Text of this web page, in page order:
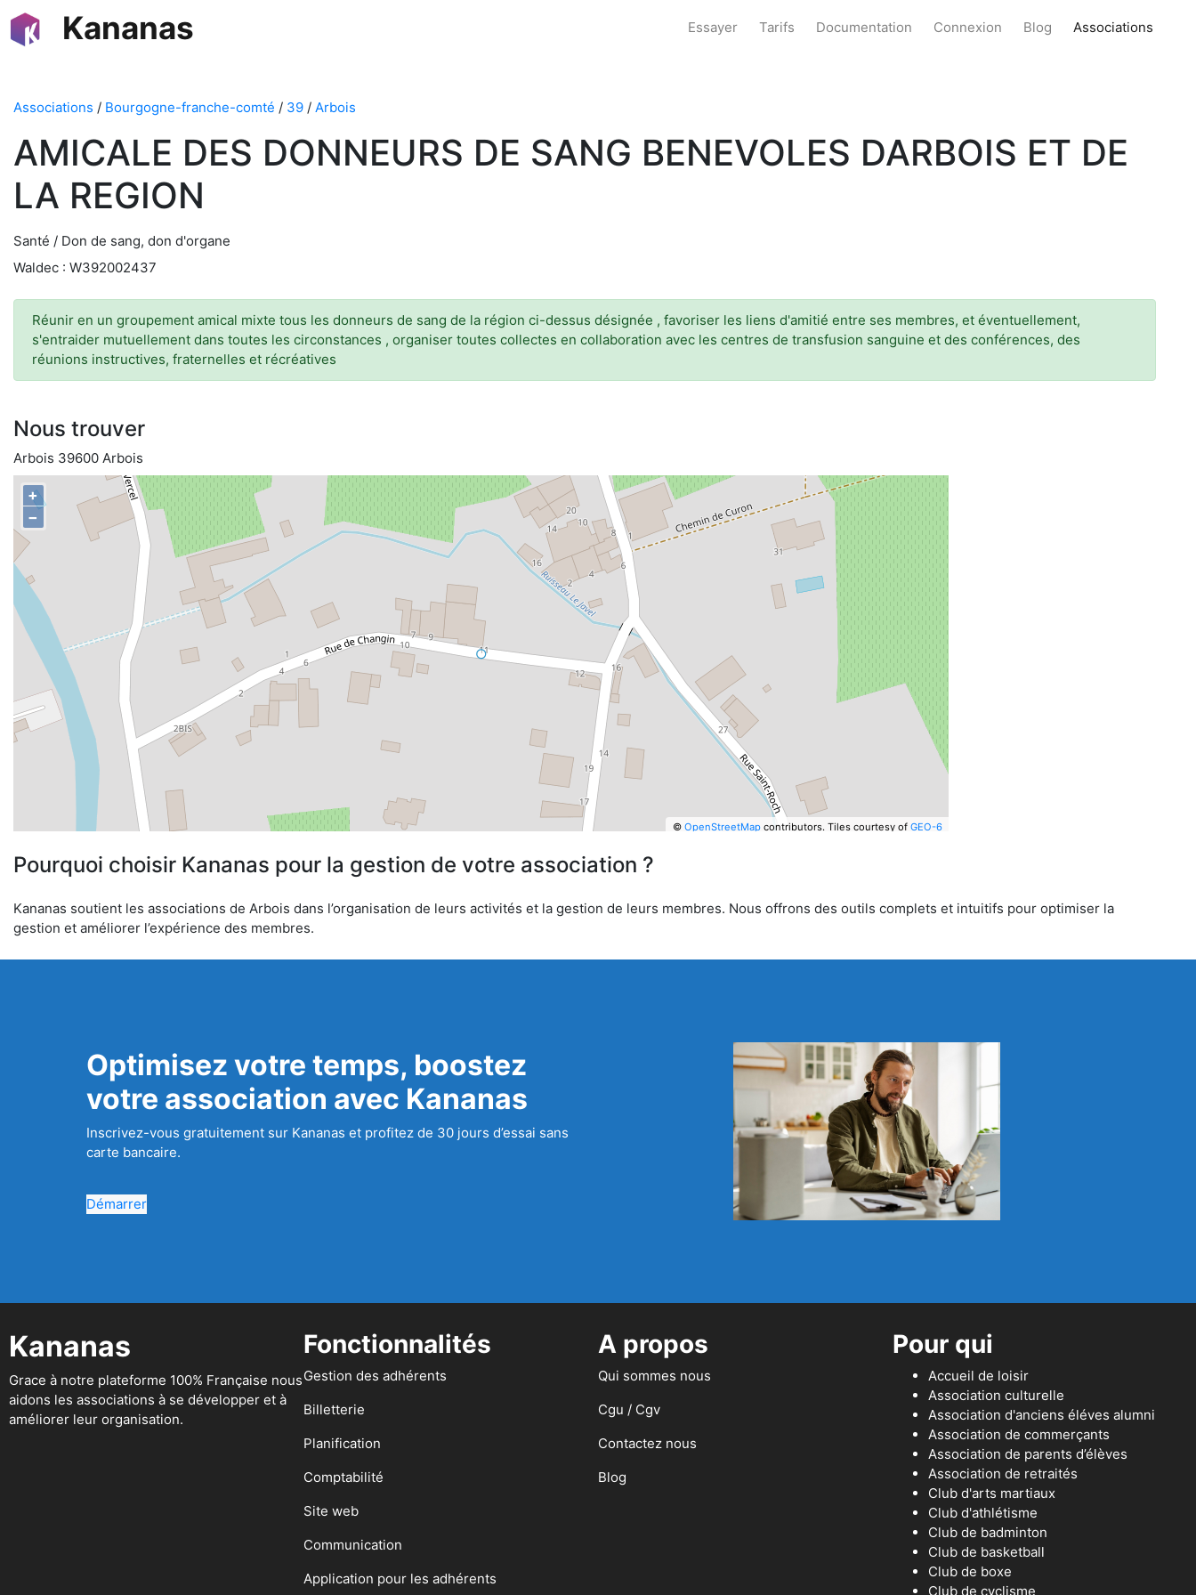
Kananas Essayer Tarifs Documentation Connexion Blog Associations
Associations / Bourgogne-franche-comté / 39 / Arbois
AMICALE DES DONNEURS DE SANG BENEVOLES DARBOIS ET DE
LA REGION
Santé / Don de sang, don d'organe
Waldec : W392002437
Réunir en un groupement amical mixte tous les donneurs de sang de la région ci-dessus désignée , favoriser les liens d'amitié entre ses membres, et éventuellement,
s'entraider mutuellement dans toutes les circonstances , organiser toutes collectes en collaboration avec les centres de transfusion sanguine et des conférences, des
réunions instructives, fraternelles et récréatives
Nous trouver
Arbois 39600 Arbois
+
−
© OpenStreetMapcontributors. Tiles courtesy of GEO-6
Pourquoi choisir Kananas pour la gestion de votre association ?
Kananas soutient les associations de Arbois dans l’organisation de leurs activités et la gestion de leurs membres. Nous offrons des outils complets et intuitifs pour optimiser la
gestion et améliorer l’expérience des membres.
Optimisez votre temps, boostez
votre association avec Kananas
Inscrivez-vous gratuitement sur Kananas et profitez de 30 jours d’essai sans
carte bancaire.
Démarrer
Kananas
Grace à notre plateforme 100% Française nous
aidons les associations à se développer et à
améliorer leur organisation.
Fonctionnalités
Gestion des adhérents
Billetterie
Planification
Comptabilité
Site web
Communication
Application pour les adhérents
A propos
Qui sommes nous
Cgu / Cgv
Contactez nous
Blog
Pour qui
Accueil de loisir
Association culturelle
Association d'anciens éléves alumni
Association de commerçants
Association de parents d’élèves
Association de retraités
Club d'arts martiaux
Club d'athlétisme
Club de badminton
Club de basketball
Club de boxe
Club de cyclisme